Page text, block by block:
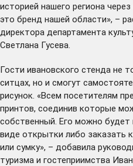
историей нашего региона
это бренд нашей области», –
директора департамента
Светлана Гусева.
Гости ивановского стенда не
ситцах, но и смогут
рисунок. «Всем посетителям
принтов, соединив которые
собственный. Его можно будет
виде открытки либо заказать
или сумку», – добавила
туризма и гостеприимства